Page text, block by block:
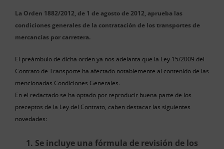
La Orden 1882/2012, de 1 de agosto de 2012, aprueba las
condiciones generales de la contratación de los transportes de
mercancías por carretera.
El preámbulo de dicha orden ya nos adelanta que la Ley 15/2009 del
Contrato de Transporte ha afectado notablemente al contenido de las
mencionadas Condiciones Generales.
En el redactado se ha optado por reproducir buena parte de los
preceptos de la Ley del Contrato, caben destacar las siguientes
novedades:
Se incluye una fórmula de revisión de los